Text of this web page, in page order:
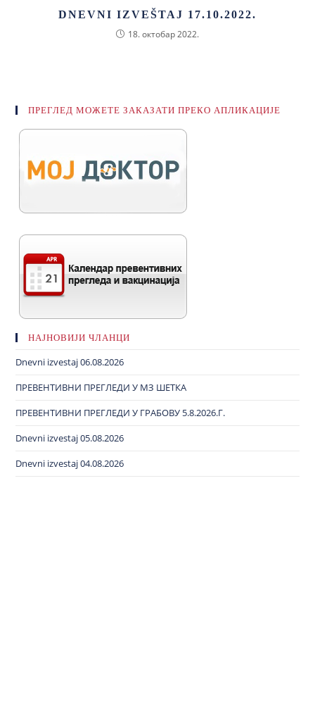
DNEVNI IZVEŠTAJ 17.10.2022.
18. октобар 2022.
ПРЕГЛЕД МОЖЕТЕ ЗАКАЗАТИ ПРЕКО АПЛИКАЦИЈЕ
НАЈНОВИЈИ ЧЛАНЦИ
Dnevni izvestaj 06.08.2026
ПРЕВЕНТИВНИ ПРЕГЛЕДИ У МЗ ШЕТКА
ПРЕВЕНТИВНИ ПРЕГЛЕДИ У ГРАБОВУ 5.8.2026.Г.
Dnevni izvestaj 05.08.2026
Dnevni izvestaj 04.08.2026